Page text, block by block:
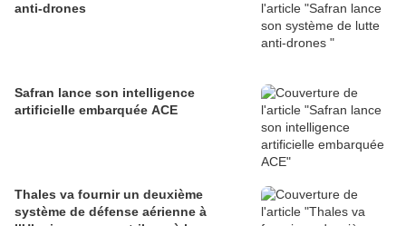
anti-drones
Safran lance son intelligence
artificielle embarquée ACE
Thales va fournir un deuxième
système de défense aérienne à